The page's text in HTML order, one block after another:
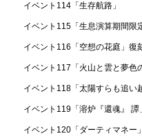
イベント114「生存航路」
イベント115「生息演算期間限
イベント116「空想の花庭」復
イベント117「火山と雲と夢色
イベント118「太陽すらも追い
イベント119「溶炉『還魂』 譚」
イベント120「ダーティマネー